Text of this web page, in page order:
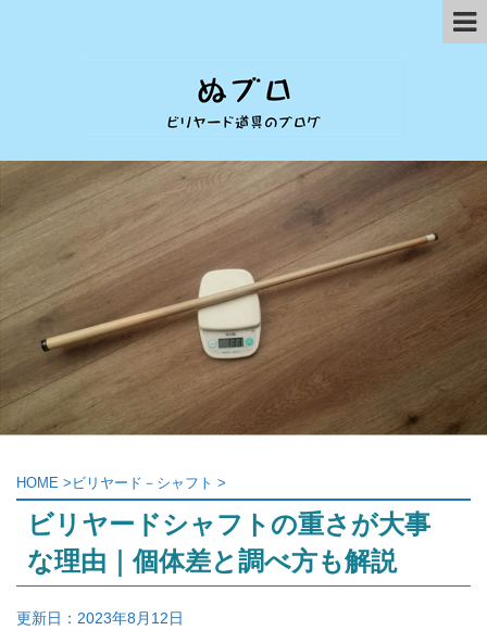
HOME > ビリヤード－シャフト >
ビリヤードシャフトの重さが大事
な理由｜個体差と調べ方も解説
更新日： 2023年8月12日